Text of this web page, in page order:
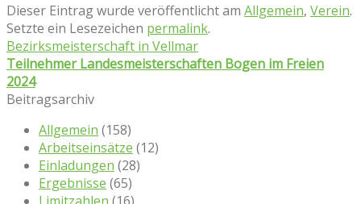
Dieser Eintrag wurde veröffentlicht am Allgemein, Verein.
Setzte ein Lesezeichen permalink.
Bezirksmeisterschaft in Vellmar
Teilnehmer Landesmeisterschaften Bogen im Freien
2024
Beitragsarchiv
Allgemein (158)
Arbeitseinsätze (12)
Einladungen (28)
Ergebnisse (65)